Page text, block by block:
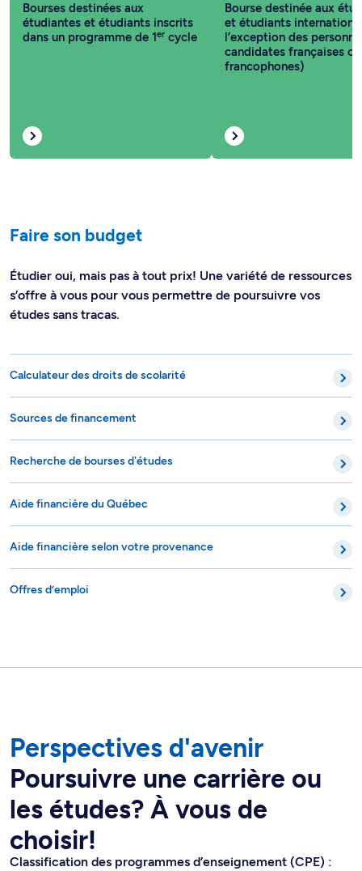
Bourses destinées aux
étudiantes et étudiants inscrits
dans un programme de 1 er cycle
Bourse destinée aux
et étudiants
l’exception des
candidates françaises
francophones)
Faire son budget
Étudier oui, mais pas à tout prix! Une variété de ressources
s’offre à vous pour vous permettre de poursuivre vos
études sans tracas.
Calculateur des droits de scolarité
Sources de financement
Recherche de bourses d'études
Aide financière du Québec
Aide financière selon votre provenance
Offres d’emploi
Perspectives d'avenir
Poursuivre une carrière ou
les études? À vous de
choisir!
Classification des programmes d’enseignement (CPE) :